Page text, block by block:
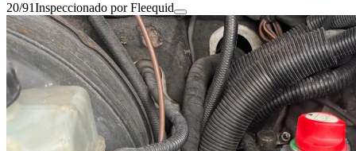
20/91Inspeccionado por Fleequid